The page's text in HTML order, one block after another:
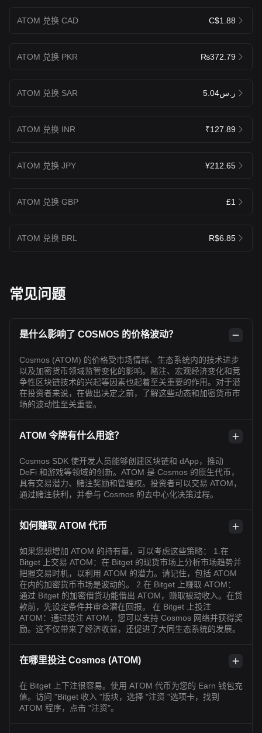
ATOM 兑换 CAD C$1.88
ATOM 兑换 PKR ₨372.79
ATOM 兑换 SAR ر.س5.04
ATOM 兑换 INR ₹127.89
ATOM 兑换 JPY ¥212.65
ATOM 兑换 GBP £1
ATOM 兑换 BRL R$6.85
常见问题
是什么影响了 COSMOS 的价格波动？
Cosmos (ATOM) 的价格受市场情绪、生态系统内的技术进步
以及加密货币领域监管变化的影响。赌注、宏观经济变化和竞
争性区块链技术的兴起等因素也起着至关重要的作用。对于潜
在投资者来说，在做出决定之前，了解这些动态和加密货币市
场的波动性至关重要。
ATOM 令牌有什么用途？
Cosmos SDK 使开发人员能够创建区块链和 dApp，推动
DeFi 和游戏等领域的创新。ATOM 是 Cosmos 的原生代币，
具有交易潜力、赌注奖励和管理权。投资者可以交易 ATOM，
通过赌注获利，并参与 Cosmos 的去中心化决策过程。
如何赚取 ATOM 代币
如果您想增加 ATOM 的持有量，可以考虑这些策略： 1.在
Bitget 上交易 ATOM：在 Bitget 的现货市场上分析市场趋势并
把握交易时机，以利用 ATOM 的潜力。请记住，包括 ATOM
在内的加密货币市场是波动的。 2.在 Bitget 上赚取 ATOM：
通过 Bitget 的加密借贷功能借出 ATOM，赚取被动收入。在贷
款前，先设定条件并审查潜在回报。 在 Bitget 上投注
ATOM：通过投注 ATOM，您可以支持 Cosmos 网络并获得奖
励。这不仅带来了经济收益，还促进了大同生态系统的发展。
在哪里投注 Cosmos (ATOM)
在 Bitget 上下注很容易。使用 ATOM 代币为您的 Earn 钱包充
值。访问 "Bitget 收入 "版块，选择 "注资 "选项卡，找到
ATOM 程序，点击 "注资"。